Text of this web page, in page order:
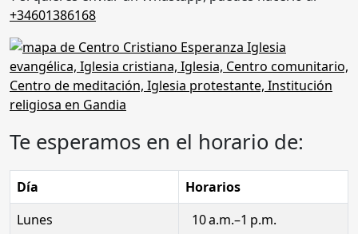
+34601386168
Te esperamos en el horario de:
Día
Horarios
Lunes
10 a.m.–1 p.m.